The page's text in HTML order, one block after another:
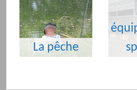
La pêche